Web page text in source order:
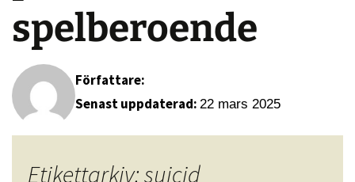
spelberoende
Författare:
Senast uppdaterad: 22 mars 2025
Etikettarkiv: suicid